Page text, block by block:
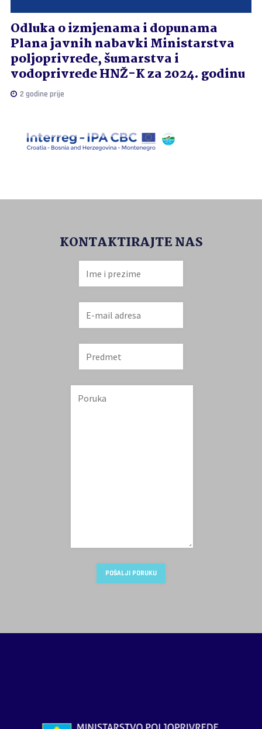
Odluka o izmjenama i dopunama
Plana javnih nabavki Ministarstva
poljoprivrede, šumarstva i
vodoprivrede HNŽ-K za 2024. godinu
2 godine prije
KONTAKTIRAJTE NAS